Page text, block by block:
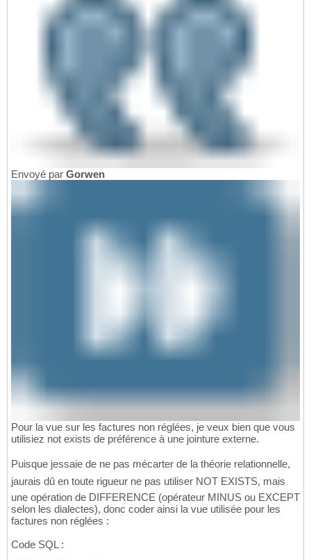
Envoyé par Gorwen
Pour la vue sur les factures non réglées, je veux bien que vous
utilisiez not exists de préférence à une jointure externe.
Puisque jessaie de ne pas mécarter de la théorie relationnelle,
jaurais dû en toute rigueur ne pas utiliser NOT EXISTS, mais
une opération de DIFFERENCE (opérateur MINUS ou EXCEPT
selon les dialectes), donc coder ainsi la vue utilisée pour les
factures non réglées :
Code SQL :